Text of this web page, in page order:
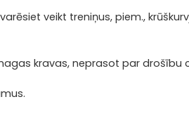
veikt treniņus, piem.,
kravas, neprasot par drošību